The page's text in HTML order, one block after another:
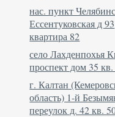
нас. пункт
Ессентуковская д 93
квартира 82
село Лахденпохья
проспект дом 35
г. Калтан
область) 1-й
переулок д. 42 кв.